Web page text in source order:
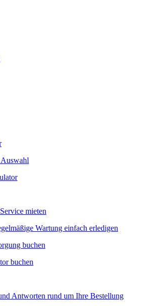
mieten
Wartung einfach erledigen
buchen
buchen
Antworten rund um Ihre Bestellung